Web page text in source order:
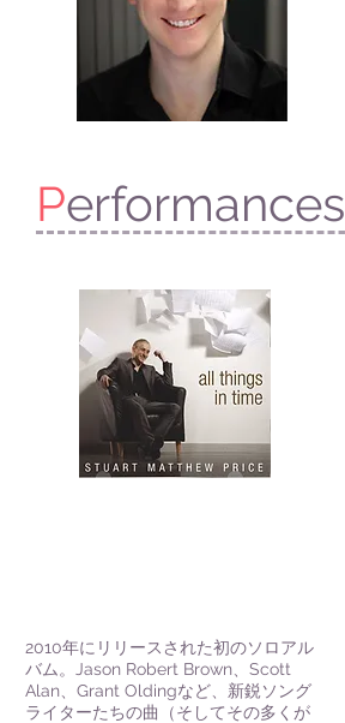
Performances
2010年にリリースされた初のソロアル
バム。
Jason Robert Brown
Scott
Alan
Grant Oldingなど、新鋭ソング
ライターたちの曲（そしてその多くが